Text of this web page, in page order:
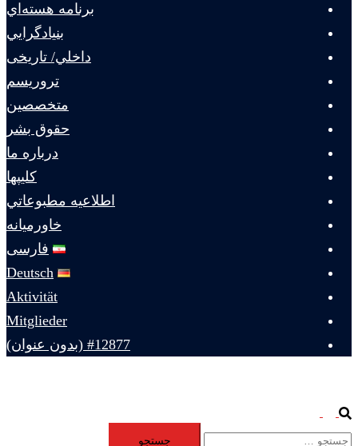
برنامه هسته‌اي
بنيادگرايي
داخلي/ تاریخی
تروريسم
متخصصين
حقوق بشر
درباره ما
كليپها
اطلاعيه مطبوعاتي
خاورميانه
فارسی
Deutsch
Aktivität
Mitglieder
#12877 (بدون عنوان)
Search
menuجستجو